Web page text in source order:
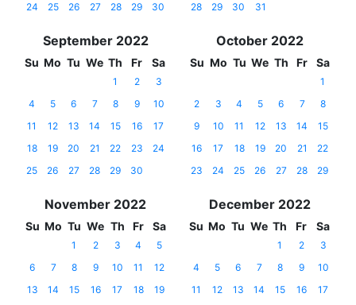
24
25 26 27 28 29 30
28
29 30 31
September 2022
Su Mo Tu We Th Fr Sa
1 2
3
4
5 6 7 8 9
10
11
12 13 14 15 16
17
18
19 20 21 22 23
24
25
26 27 28 29 30
October 2022
Su Mo Tu We Th Fr Sa
1
2
3 4 5 6 7
8
9
10 11 12 13 14
15
16
17 18 19 20 21
22
23
24 25 26 27 28 29
November 2022
Su Mo Tu We Th Fr Sa
1 2 3 4
5
6
7 8 9 10 11
12
13
14 15 16 17 18
19
December 2022
Su Mo Tu We Th Fr Sa
1 2
3
4
5 6 7 8 9
10
11
12 13 14 15 16
17